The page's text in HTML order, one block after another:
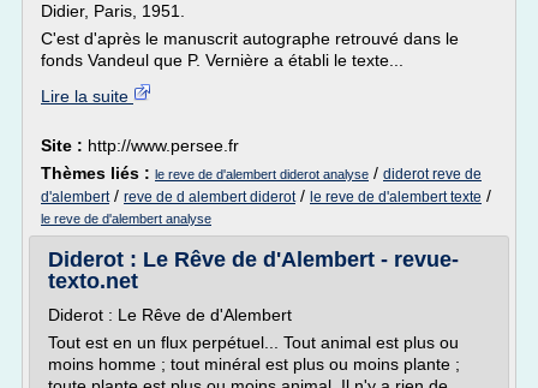
Didier, Paris, 1951.
C'est d'après le manuscrit autographe retrouvé dans le
fonds Vandeul que P. Vernière a établi le texte...
Lire la suite
Site : http://www.persee.fr
Thèmes liés : le reve de d'alembert diderot analyse / diderot reve de
d'alembert/ reve de d alembert diderot/ le reve de d'alembert texte /
le reve de d'alembert analyse
Diderot : Le Rêve de d'Alembert - revue-
texto.net
Diderot : Le Rêve de d'Alembert
Tout est en un flux perpétuel... Tout animal est plus ou
moins homme ; tout minéral est plus ou moins plante ;